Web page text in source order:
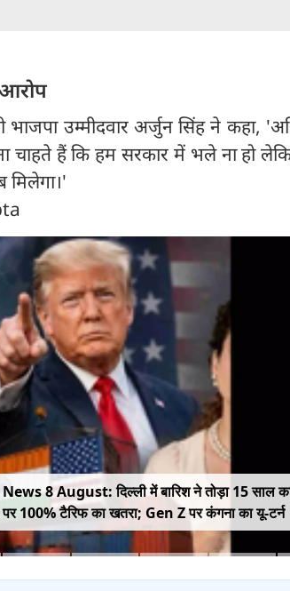
भाजपा उम्मीदवार अर्जुन सिंह ने कहा,
चाहते हैं कि हम सरकार में भले ना हो
मिलेगा।'
8 August: दिल्ली में बारिश ने तोड़ा 15 साल का
पर 100% टैरिफ का खतरा; Gen Z पर कंगना का यू-टर्न